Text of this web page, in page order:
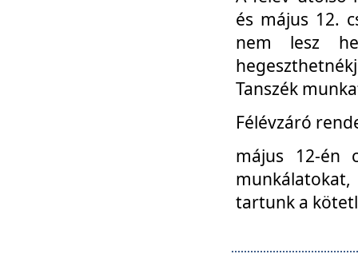
és május 12.
nem lesz
Tanszék
Félévzáró
május 12-én
tartunk a